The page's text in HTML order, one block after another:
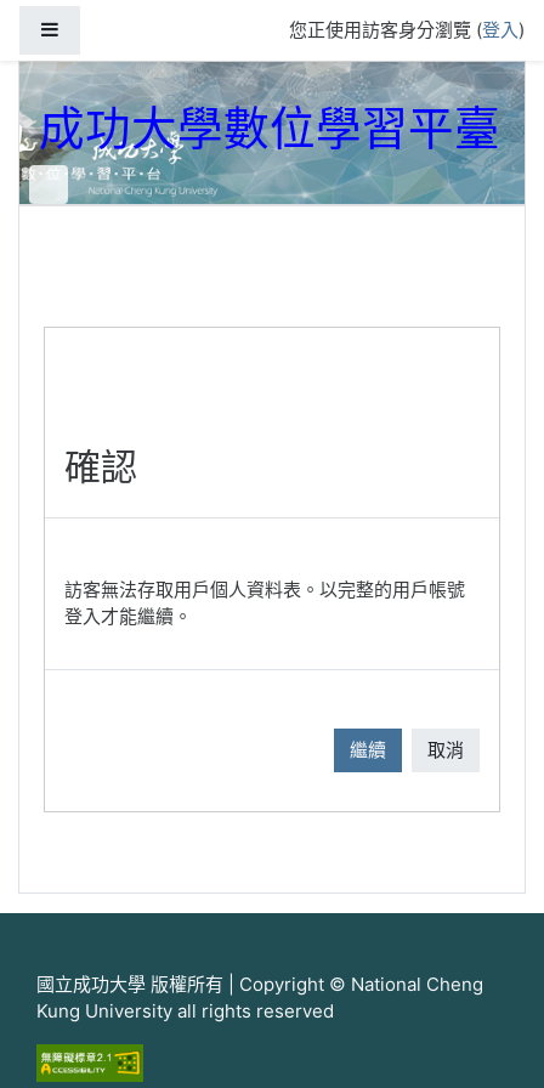
您正使用訪客身分瀏覽 (登入)
成功大學數位學習平臺
確認
訪客無法存取用戶個人資料表。以完整的用戶帳號
登入才能繼續。
繼續 取消
國立成功大學 版權所有 | Copyright © National Cheng
Kung University all rights reserved